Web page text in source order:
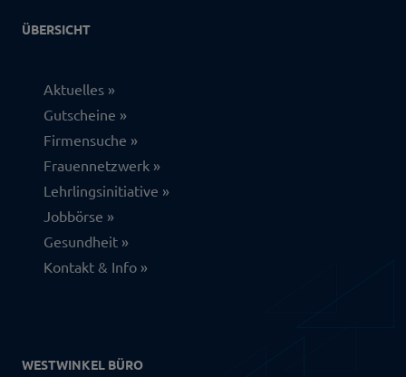
ÜBERSICHT
Aktuelles
Gutscheine
Firmensuche
Frauennetzwerk
Lehrlingsinitiative
Jobbörse
Gesundheit
Kontakt & Info
WESTWINKEL BÜRO